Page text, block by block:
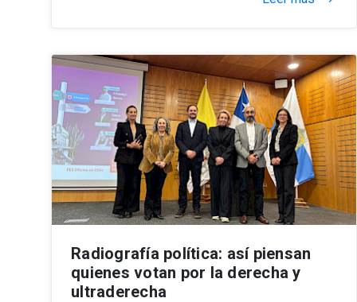
Radiografía política: así piensan
quienes votan por la derecha y
ultraderecha